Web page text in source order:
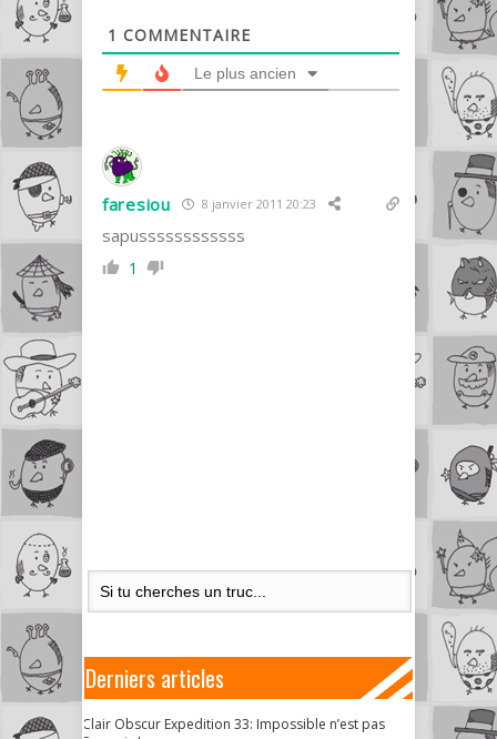
1 COMMENTAIRE
Le plus ancien
faresiou 8 janvier 2011 20:23
sapussssssssssss
1
Derniers articles
Clair Obscur Expedition 33: Impossible n’est pas